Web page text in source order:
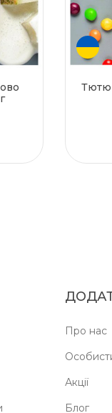
Про нас
Акції
Блог